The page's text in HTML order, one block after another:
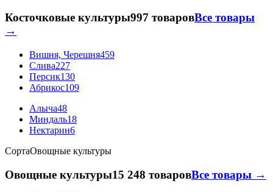
Косточковые культуры997 товаровВсе товары
→
Вишня, Черешня459
Слива227
Персик130
Абрикос109
Алыча48
Миндаль18
Нектарин6
СортаОвощные культуры
Овощные культуры15 248 товаровВсе товары →